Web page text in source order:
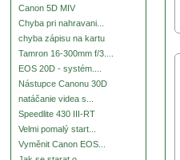
Canon 5D MIV
Chyba pri nahravani...
chyba zápisu na kartu
Tamron 16-300mm f/3....
EOS 20D - systém....
Nástupce Canonu 30D
natáčanie videa s...
Speedlite 430 III-RT
Velmi pomalý start...
Vyměnit Canon EOS...